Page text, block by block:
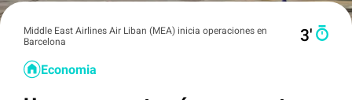
Middle East Airlines Air Liban (MEA) inicia operaciones en
Barcelona
3′
Economia